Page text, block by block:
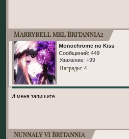
Marrybell mel Britannia2
Monochrome no Kiss
Сообщений: 449
Уважение: +99
Награды: 4
И меня запишите
Nunnaly vi Britannia